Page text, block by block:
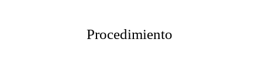
Procedimiento